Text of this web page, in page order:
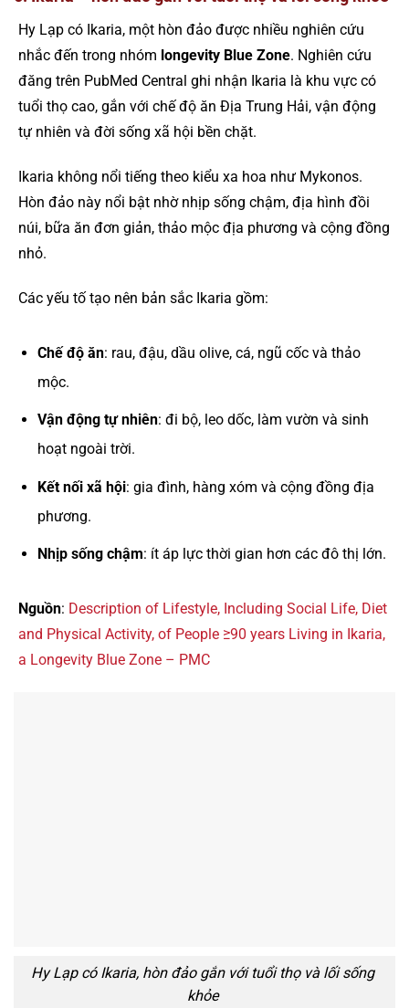
Hy Lạp có Ikaria, một hòn đảo được nhiều nghiên cứu
nhắc đến trong nhóm longevity Blue Zone. Nghiên cứu
đăng trên PubMed Central ghi nhận Ikaria là khu vực có
tuổi thọ cao, gắn với chế độ ăn Địa Trung Hải, vận động
tự nhiên và đời sống xã hội bền chặt.
Ikaria không nổi tiếng theo kiểu xa hoa như Mykonos.
Hòn đảo này nổi bật nhờ nhịp sống chậm, địa hình đồi
núi, bữa ăn đơn giản, thảo mộc địa phương và cộng đồng
nhỏ.
Các yếu tố tạo nên bản sắc Ikaria gồm:
Chế độ ăn: rau, đậu, dầu olive, cá, ngũ cốc và thảo
mộc.
Vận động tự nhiên: đi bộ, leo dốc, làm vườn và sinh
hoạt ngoài trời.
Kết nối xã hội: gia đình, hàng xóm và cộng đồng địa
phương.
Nhịp sống chậm: ít áp lực thời gian hơn các đô thị lớn.
Nguồn: Description of Lifestyle, Including Social Life, Diet
and Physical Activity, of People ≥90 years Living in Ikaria,
a Longevity Blue Zone – PMC
Hy Lạp có Ikaria, hòn đảo gắn với tuổi thọ và lối sống
khỏe